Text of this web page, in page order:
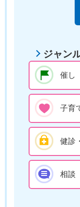
ジャン
催し
子育
健診
相談